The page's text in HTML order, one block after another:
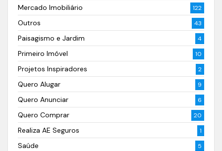
Mercado Imobiliário 122
Outros 43
Paisagismo e Jardim 4
Primeiro Imóvel 10
Projetos Inspiradores 2
Quero Alugar 9
Quero Anunciar 6
Quero Comprar 20
Realiza AE Seguros 1
Saúde 5